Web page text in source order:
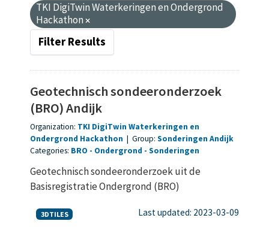
TKI DigiTwin Waterkeringen en Ondergrond
Hackathon
Filter Results
Geotechnisch sondeeronderzoek
(BRO) Andijk
Organization: TKI DigiTwin Waterkeringen en
Ondergrond Hackathon | Group: Sonderingen Andijk
Categories: BRO Ondergrond Sonderingen
Geotechnisch sondeeronderzoek uit de
Basisregistratie Ondergrond (BRO)
3DTILES Last updated: 2023-03-09